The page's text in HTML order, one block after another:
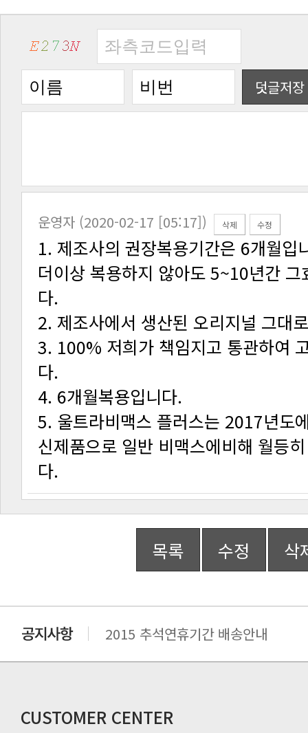
덧글저장
운영자 (2020-02-17 [05:17]) 삭제 수정
다.
2. 제조사에서 생산된 오리지널 그대
다.
4. 6개월복용입니다.
다.
목록 수정 삭
2015 추석연휴기간 배송안내
추수감사절 배송안내
CUSTOMER CENTER